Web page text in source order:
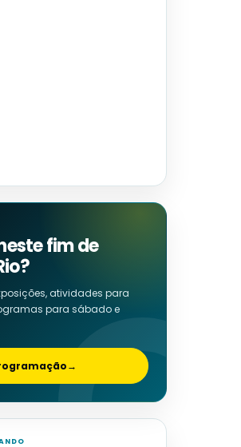
fim de
atividades para
para sábado e
→